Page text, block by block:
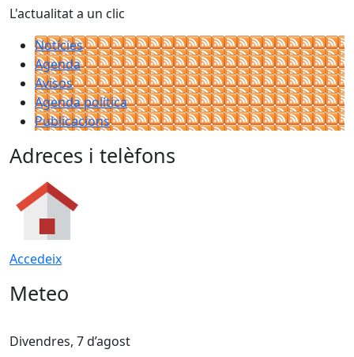
L'actualitat a un clic
Notícies
Agenda
Avisos
Agenda política
Publicacions
Adreces i telèfons
Accedeix
Meteo
Divendres, 7 d’agost